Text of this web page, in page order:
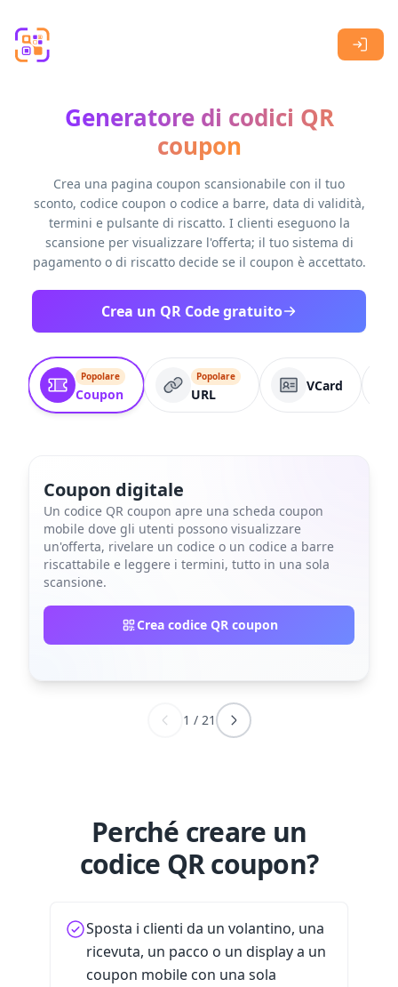
Generatore di codici QR
coupon
Crea una pagina coupon scansionabile con il tuo
sconto, codice coupon o codice a barre, data di validità,
termini e pulsante di riscatto. I clienti eseguono la
scansione per visualizzare l'offerta; il tuo sistema di
pagamento o di riscatto decide se il coupon è accettato.
Crea un QR Code gratuito
Popolare
Coupon
Popolare
URL
VCard
Coupon digitale
Un codice QR coupon apre una scheda coupon
mobile dove gli utenti possono visualizzare
un'offerta, rivelare un codice o un codice a barre
riscattabile e leggere i termini, tutto in una sola
scansione.
Crea codice QR coupon
1 / 21
Perché creare un
codice QR coupon?
Sposta i clienti da un volantino, una
ricevuta, un pacco o un display a un
coupon mobile con una sola